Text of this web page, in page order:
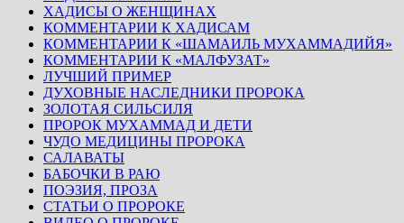
ХАДИСЫ О ЖЕНЩИНАХ
КОММЕНТАРИИ К ХАДИСАМ
КОММЕНТАРИИ К «ШАМАИЛЬ МУХАММАДИЙЯ»
КОММЕНТАРИИ К «МАЛФУЗАТ»
ЛУЧШИЙ ПРИМЕР
ДУХОВНЫЕ НАСЛЕДНИКИ ПРОРОКА
ЗОЛОТАЯ СИЛЬСИЛЯ
ПРОРОК МУХАММАД И ДЕТИ
ЧУДО МЕДИЦИНЫ ПРОРОКА
САЛАВАТЫ
БАБОЧКИ В РАЮ
ПОЭЗИЯ, ПРОЗА
СТАТЬИ О ПРОРОКЕ